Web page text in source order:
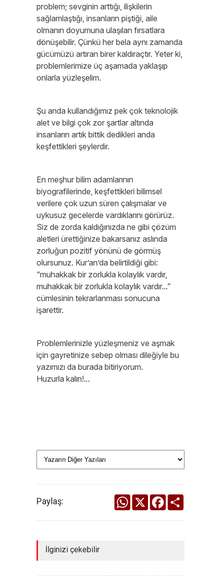
problem; sevginin arttığı, ilişkilerin
sağlamlaştığı, insanların piştiği, aile
olmanın doyumuna ulaşılan fırsatlara
dönüşebilir. Çünkü her bela aynı zamanda
gücümüzü artıran birer kaldıraçtır. Yeter ki,
problemlerimize üç aşamada yaklaşıp
onlarla yüzleşelim.
Şu anda kullandığımız pek çok teknolojik
alet ve bilgi çok zor şartlar altında
insanların artık bittik dedikleri anda
keşfettikleri şeylerdir.
En meşhur bilim adamlarının
biyografilerinde, keşfettikleri bilimsel
verilere çok uzun süren çalışmalar ve
uykusuz gecelerde vardıklarını görürüz.
Siz de zorda kaldığınızda ne gibi çözüm
aletleri ürettiğinize bakarsanız aslında
zorluğun pozitif yönünü de görmüş
olursunuz. Kur’an’da belirtildiği gibi:
“muhakkak bir zorlukla kolaylık vardır,
muhakkak bir zorlukla kolaylık vardır...”
cümlesinin tekrarlanması sonucuna
işarettir.
Problemlerinizle yüzleşmeniz ve aşmak
için gayretinize sebep olması dileğiyle bu
yazımızı da burada bitiriyorum.
Huzurla kalın!...
Paylaş: WhatsApp
X Facebook
İlginizi çekebilir